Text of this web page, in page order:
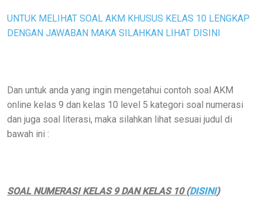
UNTUK MELIHAT SOAL AKM KHUSUS KELAS 10 LENGKAP
DENGAN JAWABAN MAKA SILAHKAN LIHAT DISINI
Dan untuk anda yang ingin mengetahui contoh soal AKM
online kelas 9 dan kelas 10 level 5 kategori soal numerasi
dan juga soal literasi, maka silahkan lihat sesuai judul di
bawah ini :
SOAL NUMERASI KELAS 9 DAN KELAS 10 (DISINI)